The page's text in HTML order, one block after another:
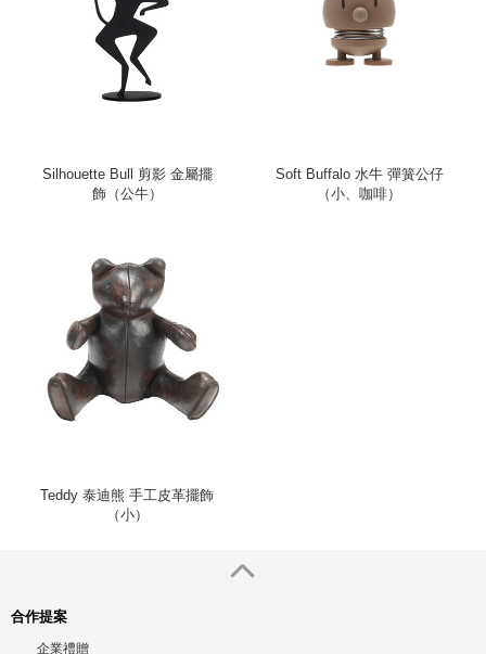
Silhouette Bull 剪影 金屬擺
飾（公牛）
Soft Buffalo 水牛 彈簧公仔
（小、咖啡）
Teddy 泰迪熊 手工皮革擺飾
（小）
合作提案
企業禮贈